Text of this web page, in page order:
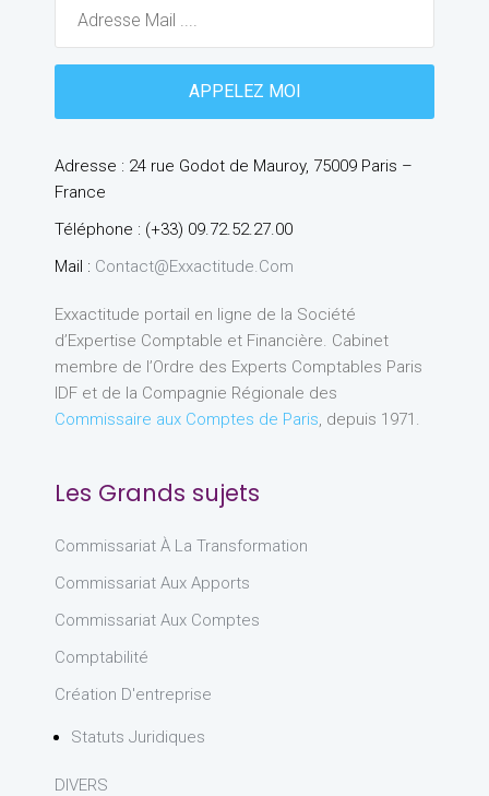
Adresse : 24 rue Godot de Mauroy, 75009 Paris –
France
Téléphone : (+33) 09.72.52.27.00
Mail : Contact@exxactitude.com
Exxactitude portail en ligne de la Société
d’Expertise Comptable et Financière. Cabinet
membre de l’Ordre des Experts Comptables Paris
IDF et de la Compagnie Régionale des
Commissaire aux Comptes de Paris, depuis 1971.
Les Grands sujets
Commissariat À La Transformation
Commissariat Aux Apports
Commissariat Aux Comptes
Comptabilité
Création D'entreprise
Statuts Juridiques
DIVERS